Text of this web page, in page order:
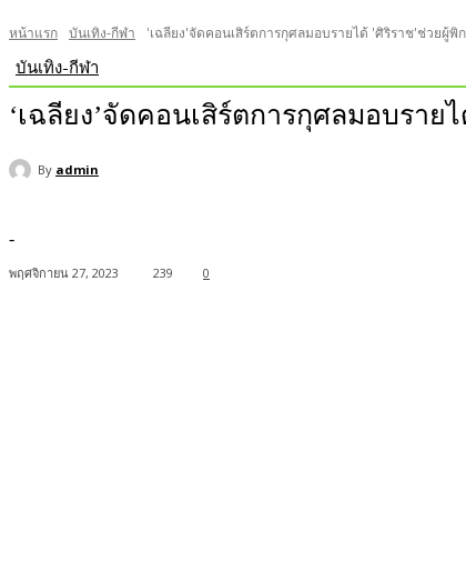
หน้าแรก บันเทิง-กีฬา 'เฉลียง'จัดคอนเสิร์ตการกุศลมอบรายได้ 'ศิริราช'ช่วยผู้พิ
บันเทิง-กีฬา
‘เฉลียง’จัดคอนเสิร์ตการกุศลมอบราย
By admin
-
พฤศจิกายน 27, 2023 239 0